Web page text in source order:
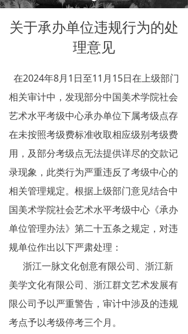
关于承办单位违规行为的处
理意见
在2024年8月1日至11月15日在上级部门
相关审计中，发现部分中国美术学院社会
艺术水平考级中心承办单位下属考级点存
在未按照考级费标准收取相应级别考级费
用，及部分考级点无法提供详尽的交款记
录现象，此类行为严重违反了考级中心的
相关管理规定。根据上级部门意见结合中
国美术学院社会艺术水平考级中心《承办
单位管理办法》第二十五条之规定，对违
规单位作出以下严肃处理：
浙江一脉文化创意有限公司、浙江新
美学文化有限公司、浙江群文艺术发展有
限公司予以严重警告，审计中涉及的违规
考点予以考级停考三个月。